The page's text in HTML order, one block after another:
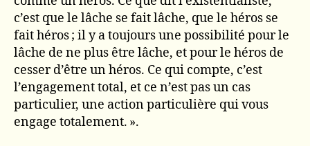
c’est que le lâche se fait lâche, que le héros se
fait héros ; il y a toujours une possibilité pour le
lâche de ne plus être lâche, et pour le héros de
cesser d’être un héros. Ce qui compte, c’est
l’engagement total, et ce n’est pas un cas
particulier, une action particulière qui vous
engage totalement. ».